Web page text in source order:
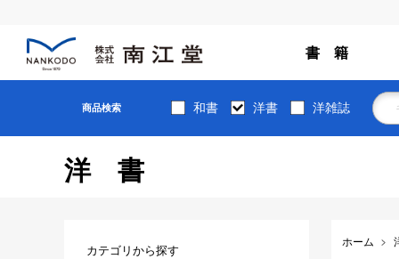
書 籍
商品検索 和書 洋書 洋雑誌
洋書
ホーム
カテゴリから探す